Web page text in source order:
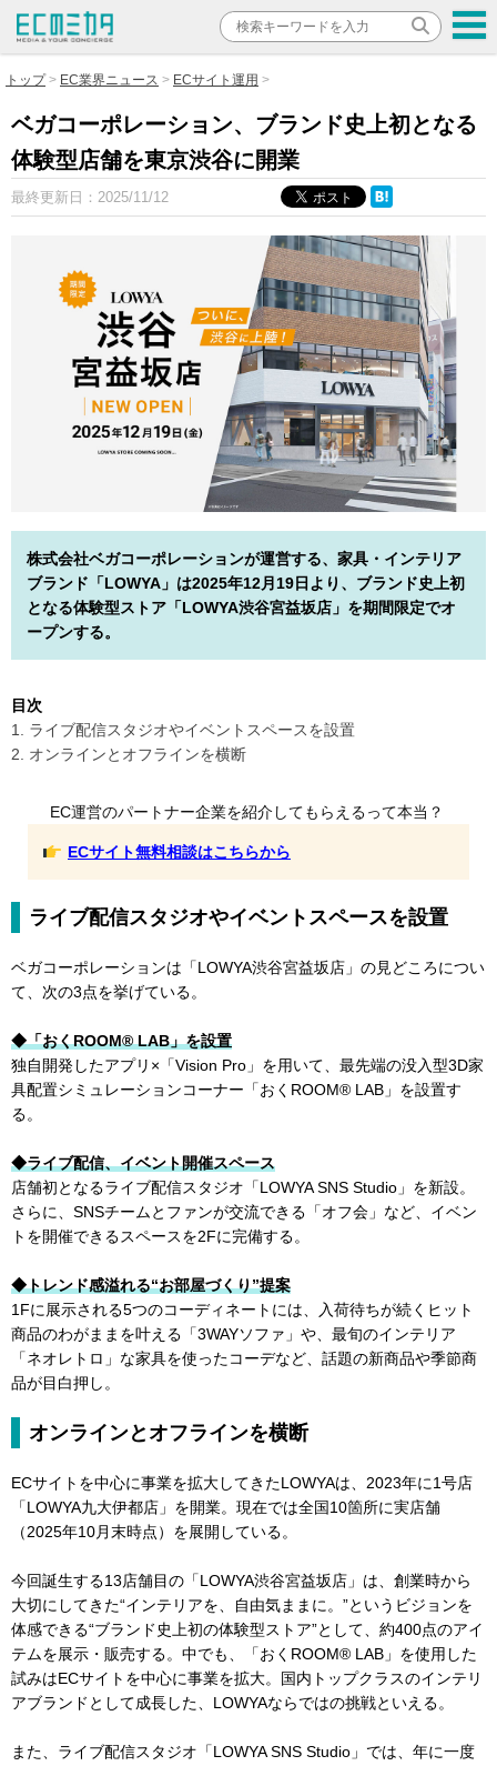
トップ EC業界ニュース ECサイト運用
ベガコーポレーション、ブランド史上初となる
体験型店舗を東京渋谷に開業
最終更新日： 2025/11/12
株式会社ベガコーポレーションが運営する、家具・インテリア
ブランド「LOWYA」は2025年12月19日より、ブランド史上初
となる体験型ストア「LOWYA渋谷宮益坂店」を期間限定でオ
ープンする。
目次
1. ライブ配信スタジオやイベントスペースを設置
2. オンラインとオフラインを横断
EC運営のパートナー企業を紹介してもらえるって本当？
ECサイト無料相談はこちらから
ライブ配信スタジオやイベントスペースを設置
ベガコーポレーションは「LOWYA渋谷宮益坂店」の見どころについ
て、次の3点を挙げている。
◆「おくROOM® LAB」を設置
独自開発したアプリ×「Vision Pro」を用いて、最先端の没入型3D家
具配置シミュレーションコーナー「おくROOM® LAB」を設置す
る。
◆ライブ配信、イベント開催スペース
店舗初となるライブ配信スタジオ「LOWYA SNS Studio」を新設。
さらに、SNSチームとファンが交流できる「オフ会」など、イベン
トを開催できるスペースを2Fに完備する。
◆トレンド感溢れる“お部屋づくり”提案
1Fに展示される5つのコーディネートには、入荷待ちが続くヒット
商品のわがままを叶える「3WAYソファ」や、最旬のインテリア
「ネオレトロ」な家具を使ったコーデなど、話題の新商品や季節商
品が目白押し。
オンラインとオフラインを横断
ECサイトを中心に事業を拡大してきたLOWYAは、2023年に1号店
「LOWYA九大伊都店」を開業。現在では全国10箇所に実店舗
（2025年10月末時点）を展開している。
今回誕生する13店舗目の「LOWYA渋谷宮益坂店」は、創業時から
大切にしてきた“インテリアを、自由気ままに。”というビジョンを
体感できる“ブランド史上初の体験型ストア”として、約400点のアイ
テムを展示・販売する。中でも、「おくROOM® LAB」を使用した
試みはECサイトを中心に事業を拡大。国内トップクラスのインテリ
アブランドとして成長した、LOWYAならではの挑戦といえる。
また、ライブ配信スタジオ「LOWYA SNS Studio」では、年に一度